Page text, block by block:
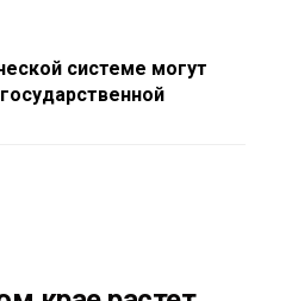
системе могут